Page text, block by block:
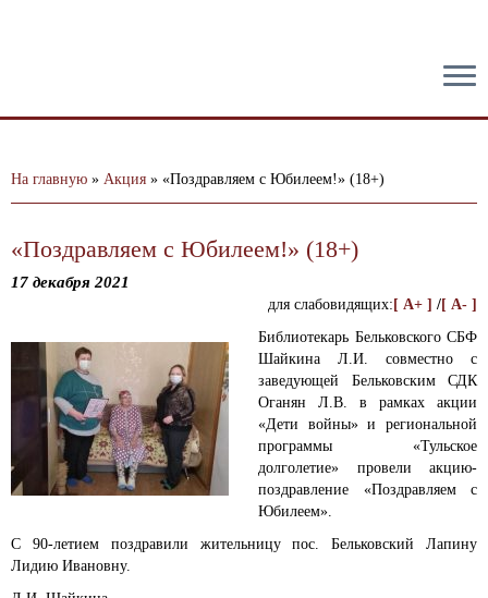
На главную » Акция » «Поздравляем с Юбилеем!» (18+)
«Поздравляем с Юбилеем!» (18+)
17 декабря 2021
для слабовидящих: [ A+ ] /[ A- ]
Библиотекарь Бельковского СБФ
Шайкина Л.И. совместно с
заведующей Бельковским СДК
Оганян Л.В. в рамках акции
«Дети войны» и региональной
программы «Тульское
долголетие» провели акцию-
поздравление «Поздравляем с
Юбилеем».
С 90-летием поздравили жительницу пос. Бельковский Лапину
Лидию Ивановну.